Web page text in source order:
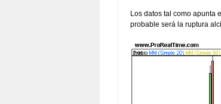
Los datos tal como apunta
probable será la ruptura